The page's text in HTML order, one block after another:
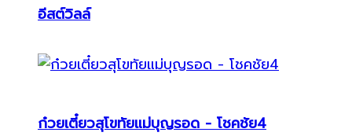
อีสต์วิลล์
ก๋วยเตี๋ยวสุโขทัยแม่บุญรอด - โชคชัย4